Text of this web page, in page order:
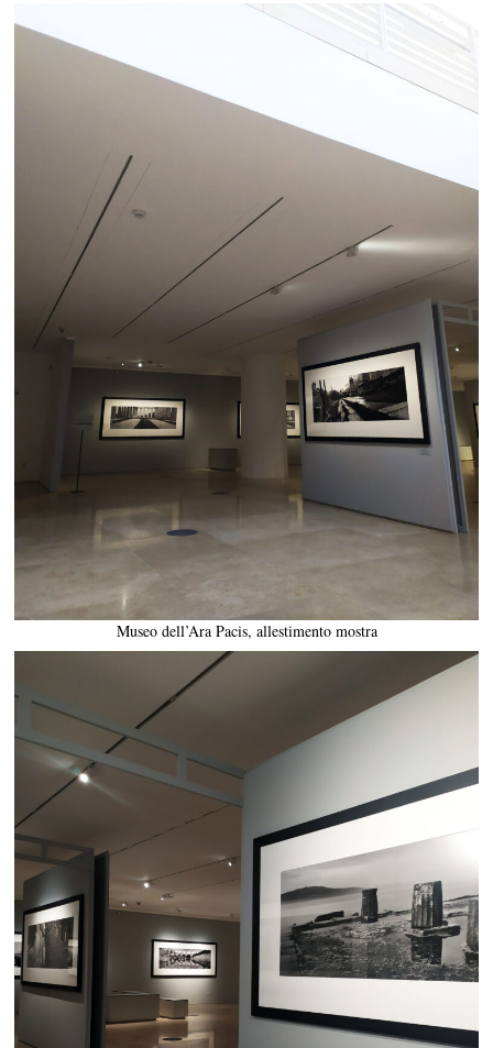
Museo dell’Ara Pacis, allestimento mostra